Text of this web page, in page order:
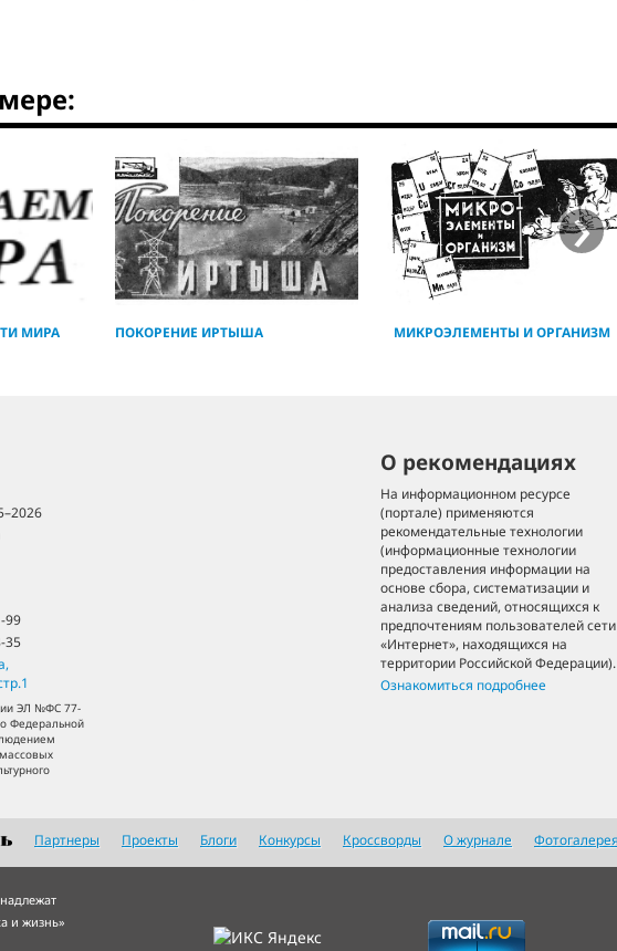
МИРА ПОКОРЕНИЕ ИРТЫША МИКРОЭЛЕМЕНТЫ И ОРГАНИЗМ
›
99
35
,
ЭЛ №ФС 77-
Федеральной
О рекомендациях
На информационном ресурсе
(портале) применяются
рекомендательные технологии
(информационные технологии
предоставления информации на
основе сбора, систематизации и
анализа сведений, относящихся к
предпочтениям пользователей сети
«Интернет», находящихся на
территории Российской Федерации).
Ознакомиться подробнее
Партнеры Проекты Блоги Конкурсы Кроссворды О журнале Фотогалерея
и жизнь»